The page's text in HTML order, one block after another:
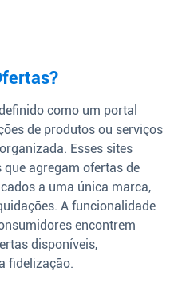
como um portal
de produtos ou serviços
Esses sites
agregam ofertas de
a uma única marca,
A funcionalidade
encontrem
disponíveis,
fidelização.